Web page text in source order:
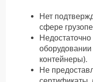
Нет
сфере
контейнеры).
Не